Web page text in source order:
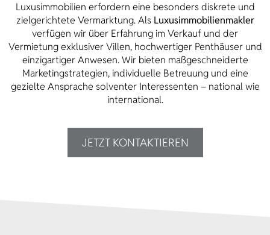
Luxusimmobilien erfordern eine besonders diskrete und
zielgerichtete Vermarktung. Als Luxusimmobilienmakler
verfügen wir über Erfahrung im Verkauf und der
Vermietung exklusiver Villen, hochwertiger Penthäuser und
einzigartiger Anwesen. Wir bieten maßgeschneiderte
Marketingstrategien, individuelle Betreuung und eine
gezielte Ansprache solventer Interessenten – national wie
international.
JETZT KONTAKTIEREN